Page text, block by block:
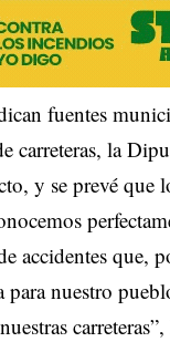
fuentes
carreteras, la
y se prevé que
accidentes que,
para nuestro